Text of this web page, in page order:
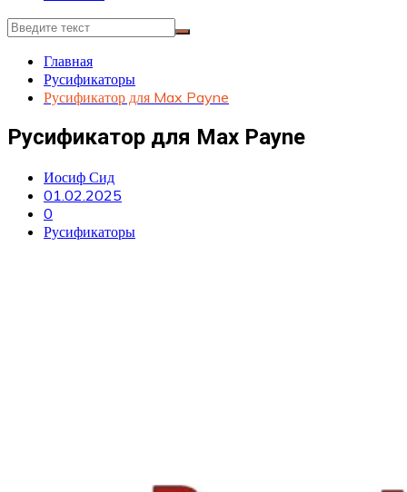
Главная
Русификаторы
Русификатор для Max Payne
Русификатор для Max Payne
Иосиф Сид
01.02.2025
0
Русификаторы